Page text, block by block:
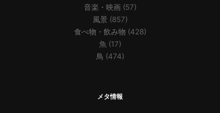
音楽・映画 (57)
風景(857)
食べ物・飲み物 (428)
魚 (17)
鳥 (474)
メタ情報